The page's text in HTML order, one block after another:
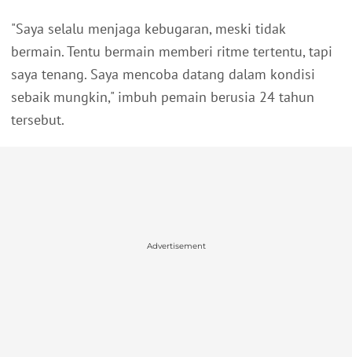
"Saya selalu menjaga kebugaran, meski tidak
bermain. Tentu bermain memberi ritme tertentu, tapi
saya tenang. Saya mencoba datang dalam kondisi
sebaik mungkin," imbuh pemain berusia 24 tahun
tersebut.
Advertisement